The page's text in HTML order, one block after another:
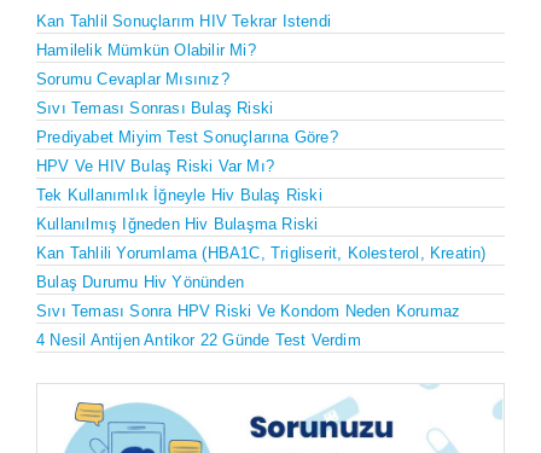
Kan Tahlil Sonuçlarım HIV Tekrar Istendi
Hamilelik Mümkün Olabilir Mi?
Sorumu Cevaplar Mısınız?
Sıvı Teması Sonrası Bulaş Riski
Prediyabet Miyim Test Sonuçlarına Göre?
HPV Ve HIV Bulaş Riski Var Mı?
Tek Kullanımlık İğneyle Hiv Bulaş Riski
Kullanılmış Iğneden Hiv Bulaşma Riski
Kan Tahlili Yorumlama (HBA1C, Trigliserit, Kolesterol, Kreatin)
Bulaş Durumu Hiv Yönünden
Sıvı Teması Sonra HPV Riski Ve Kondom Neden Korumaz
4 Nesil Antijen Antikor 22 Günde Test Verdim